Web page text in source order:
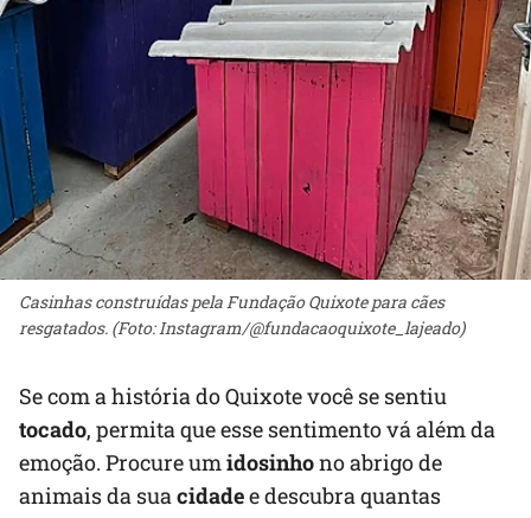
Casinhas construídas pela Fundação Quixote para cães
resgatados. (Foto: Instagram/@fundacaoquixote_lajeado)
Se com a história do Quixote você se sentiu
tocado, permita que esse sentimento vá além da
emoção. Procure umidosinhono abrigo de
animais da sua cidadee descubra quantas